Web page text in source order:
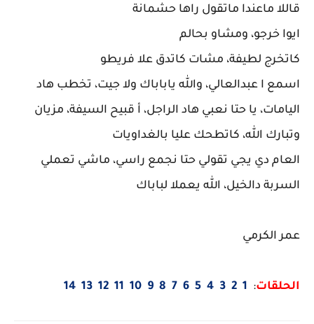
قاللا ماعندا ماتقول راها حشمانة
ايوا خرجو، ومشاو بحالم
كاتخرج لطيفة، مشات كاتدق علا فريطو
اسمع ا عبدالعالي، والله ياباباك ولا جيت، تخطب هاد
اليامات، يا حتا نعبي هاد الراجل، أ قبيح السيفة، مزيان
وتبارك الله، كاتطحك عليا بالغداويات
العام دي يجي تقولي حتا نجمع راسي، ماشي تعملي
السربة دالخيل، الله يعملا لباباك
عمر الكرمي
الحلقات:
2
3
4
5
6
7
8
9
10
11
12
13
14